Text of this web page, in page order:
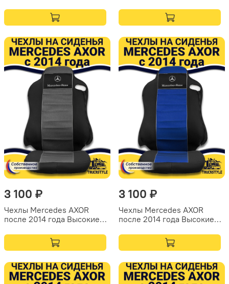
3 100 ₽
Чехлы Mercedes AXOR
после 2014 года Высокие
черный, серая вставка)
3 100 ₽
Чехлы Mercedes AXOR
после 2014 года Высокие
черный, синяя вставка)